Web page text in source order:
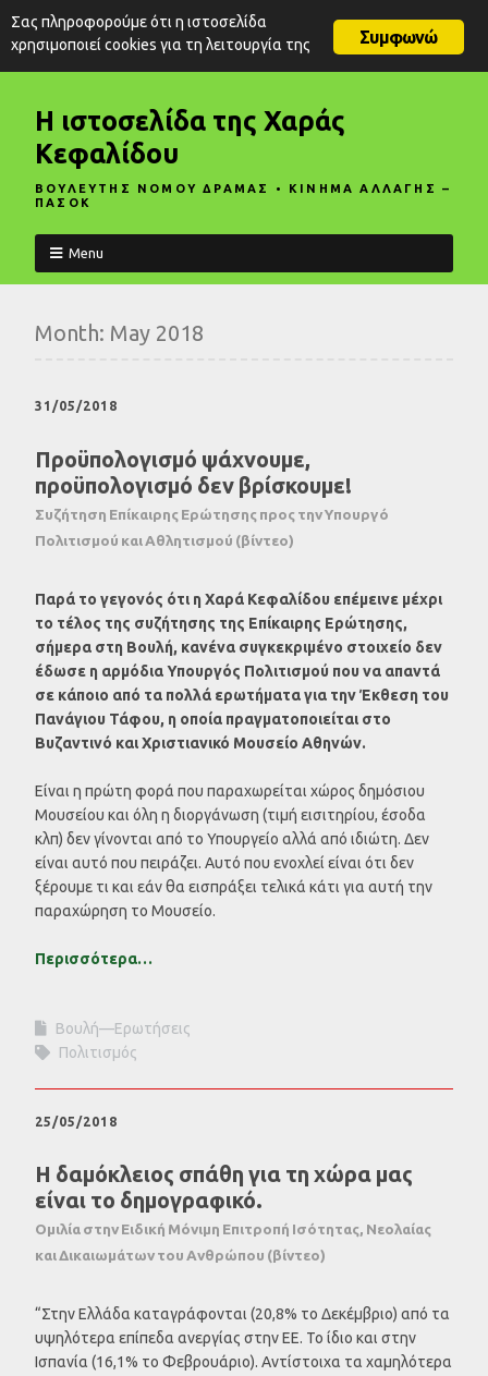
Η ιστοσελίδα της Χαράς
Κεφαλίδου
ΒΟΥΛΕΥΤΗΣ ΝΟΜΟΥ ΔΡΑΜΑΣ • ΚΙΝΗΜΑ ΑΛΛΑΓΗΣ –
ΠΑΣΟΚ
Menu
Month: May 2018
31/05/2018
Προϋπολογισμό ψάχνουμε,
προϋπολογισμό δεν βρίσκουμε!
Συζήτηση Επίκαιρης Ερώτησης προς την Υπουργό
Πολιτισμού και Αθλητισμού (βίντεο)
Παρά το γεγονός ότι η Χαρά Κεφαλίδου επέμεινε μέχρι
το τέλος της συζήτησης της Επίκαιρης Ερώτησης,
σήμερα στη Βουλή, κανένα συγκεκριμένο στοιχείο δεν
έδωσε η αρμόδια Υπουργός Πολιτισμού που να απαντά
σε κάποιο από τα πολλά ερωτήματα για την Έκθεση του
Πανάγιου Τάφου, η οποία πραγματοποιείται στο
Βυζαντινό και Χριστιανικό Μουσείο Αθηνών.
Είναι η πρώτη φορά που παραχωρείται χώρος δημόσιου
Μουσείου και όλη η διοργάνωση (τιμή εισιτηρίου, έσοδα
κλπ) δεν γίνονται από το Υπουργείο αλλά από ιδιώτη. Δεν
είναι αυτό που πειράζει. Αυτό που ενοχλεί είναι ότι δεν
ξέρουμε τι και εάν θα εισπράξει τελικά κάτι για αυτή την
παραχώρηση το Μουσείο.
Περισσότερα…
Βουλή—Ερωτήσεις
Πολιτισμός
25/05/2018
Η δαμόκλειος σπάθη για τη χώρα μας
είναι το δημογραφικό.
Ομιλία στην Ειδική Μόνιμη Επιτροπή Ισότητας, Νεολαίας
και Δικαιωμάτων του Ανθρώπου (βίντεο)
“Στην Ελλάδα καταγράφονται (20,8% το Δεκέμβριο) από τα
υψηλότερα επίπεδα ανεργίας στην ΕΕ. Το ίδιο και στην
Ισπανία (16,1% το Φεβρουάριο). Αντίστοιχα τα χαμηλότερα
Συμφωνώ
Σας πληροφορούμε ότι η ιστοσελίδα
χρησιμοποιεί cookies για τη λειτουργία της